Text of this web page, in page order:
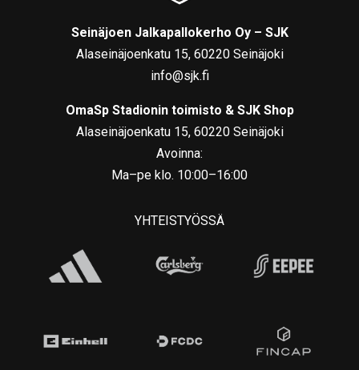
Seinäjoen Jalkapallokerho Oy – SJK
Alaseinäjoenkatu 15, 60220 Seinäjoki
info@sjk.fi
OmaSp Stadionin toimisto & SJK Shop
Alaseinäjoenkatu 15, 60220 Seinäjoki
Avoinna:
Ma–pe klo. 10:00–16:00
YHTEISTYÖSSÄ